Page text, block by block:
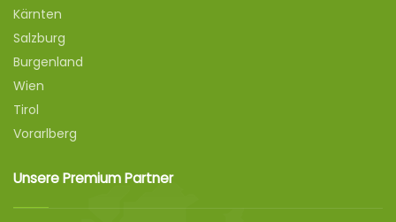
Kärnten
Salzburg
Burgenland
Wien
Tirol
Vorarlberg
Unsere Premium Partner